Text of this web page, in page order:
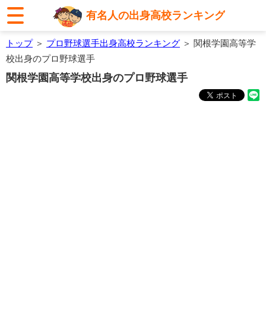
有名人の出身高校ランキング
トップ＞ プロ野球選手出身高校ランキング ＞ 関根学園高等学
校出身のプロ野球選手
関根学園高等学校出身のプロ野球選手